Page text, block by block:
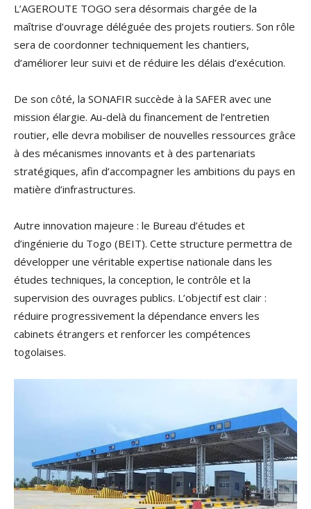
L’AGEROUTE TOGO sera désormais chargée de la
maîtrise d’ouvrage déléguée des projets routiers. Son rôle
sera de coordonner techniquement les chantiers,
d’améliorer leur suivi et de réduire les délais d’exécution.
De son côté, la SONAFIR succède à la SAFER avec une
mission élargie. Au-delà du financement de l’entretien
routier, elle devra mobiliser de nouvelles ressources grâce
à des mécanismes innovants et à des partenariats
stratégiques, afin d’accompagner les ambitions du pays en
matière d’infrastructures.
Autre innovation majeure : le Bureau d’études et
d’ingénierie du Togo (BEIT). Cette structure permettra de
développer une véritable expertise nationale dans les
études techniques, la conception, le contrôle et la
supervision des ouvrages publics. L’objectif est clair :
réduire progressivement la dépendance envers les
cabinets étrangers et renforcer les compétences
togolaises.